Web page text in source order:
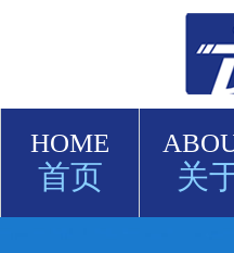
HOME
首页 关